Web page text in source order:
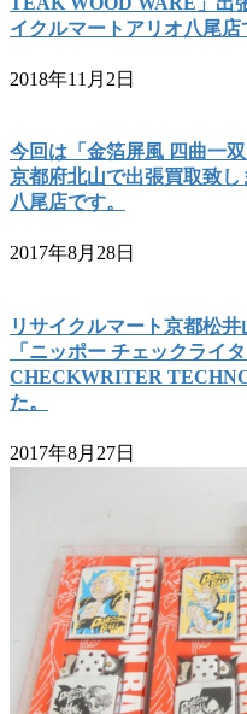
イクルマートアリオ八尾店
2018年11月2日
今回は「金箔屏風 四曲一
京都府北山で出張買取致
八尾店です。
2017年8月28日
リサイクルマート京都松
「ニッポー チェックライ
CHECKWRITER
た。
2017年8月27日